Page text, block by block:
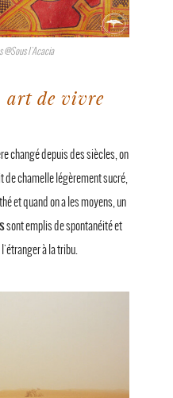
@Sous l'Acacia
art de vivre
changé depuis des siècles, on
de chamelle légèrement sucré,
et quand on a les moyens, un
sont emplis de spontanéité et
à la tribu.